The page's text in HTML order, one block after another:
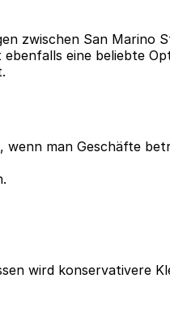
zwischen San Marino
eine beliebte
wenn man Geschäfte
wird konservativere